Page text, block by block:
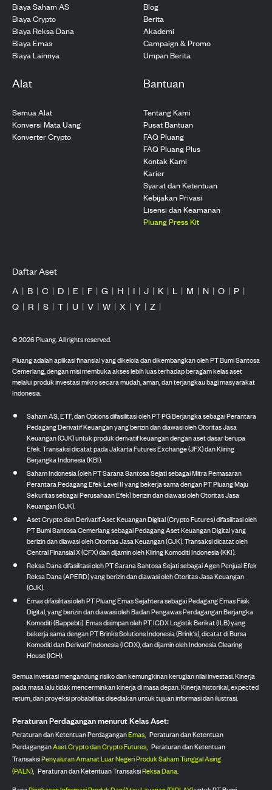
Biaya Saham AS
Biaya Crypto
Biaya Reksa Dana
Biaya Emas
Biaya Lainnya
Blog
Berita
Akademi
Campaign & Promo
Umpan Berita
Alat
Semua Alat
Konversi Mata Uang
Konverter Crypto
Bantuan
Tentang Kami
Pusat Bantuan
FAQ Pluang
FAQ Pluang Plus
Kontak Kami
Karier
Syarat dan Ketentuan
Kebijakan Privasi
Lisensi dan Keamanan
Pluang Press Kit
Daftar Aset
A | B | C | D | E | F | G | H | I | J | K | L | M | N | O | P |
Q | R | S | T | U | V | W | X | Y | Z |
©2026Pluang. All rights reserved.
Pluang adalah aplikasi finansial yang dikelola dan dikembangkan oleh PT Bumi Santosa
Cemerlang, dengan misi membuka akses lebih luas terhadap beragam kelas aset
melalui produk investasi mikro secara mudah, aman, dan terjangkau bagi masyarakat
Indonesia.
Saham AS, ETF, dan Options difasilitasi oleh PT PG Berjangka sebagai Perantara
Pedagang Derivatif Keuangan yang berizin dan diawasi oleh Otoritas Jasa
Keuangan (OJK) untuk produk derivatif keuangan dengan aset dasar berupa
Efek. Transaksi dicatat pada Jakarta Futures Exchange (JFX) dan Kliring
Berjangka Indonesia (KBI).
Saham Indonesia (oleh PT Sarana Santosa Sejati sebagai Mitra Pemasaran
Perantara Pedagang Efek Level II yang bekerja sama dengan PT Pluang Maju
Sekuritas sebagai Perusahaan Efek) berizin dan diawasi oleh Otoritas Jasa
Keuangan (OJK).
Aset Crypto dan Derivatif Aset Keuangan Digital (Crypto Futures) difasilitasi oleh
PT Bumi Santosa Cemerlang sebagai Pedagang Aset Keuangan Digital yang
berizin dan diawasi oleh Otoritas Jasa Keuangan (OJK). Transaksi dicatat oleh
Central Finansial X (CFX) dan dijamin oleh Kliring Komoditi Indonesia (KKI).
Reksa Dana difasilitasi oleh PT Sarana Santosa Sejati sebagai Agen Penjual Efek
Reksa Dana (APERD) yang berizin dan diawasi oleh Otoritas Jasa Keuangan
(OJK).
Emas difasilitasi oleh PT Pluang Emas Sejahtera sebagai Pedagang Emas Fisik
Digital, yang berizin dan diawasi oleh Badan Pengawas Perdagangan Berjangka
Komoditi (Bappebti). Emas disimpan oleh PT ICDX Logistik Berikat (ILB) yang
bekerja sama dengan PT Brinks Solutions Indonesia (Brink's), dicatat di Bursa
Komoditi dan Derivatif Indonesia (ICDX), dan dijamin oleh Indonesia Clearing
House (ICH).
Semua investasi mengandung risiko dan kemungkinan kerugian nilai investasi. Kinerja
pada masa lalu tidak mencerminkan kinerja di masa depan. Kinerja historikal, expected
return, dan proyeksi probabilitas disediakan untuk tujuan informasi dan ilustrasi.
Peraturan Perdagangan menurut Kelas Aset:
Peraturan dan Ketentuan PerdaganganEmas, Peraturan dan Ketentuan
PerdaganganAset Crypto dan Crypto Futures, Peraturan dan Ketentuan
TransaksiPenyaluran Amanat Luar Negeri Produk Saham Tunggal Asing
(PALN), Peraturan dan Ketentuan TransaksiReksa Dana.